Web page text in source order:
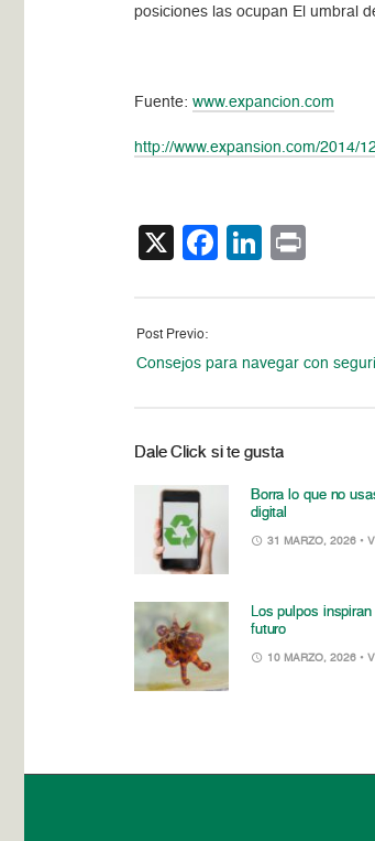
posiciones las ocupan El umbral
Fuente:www.expancion.com
http://www.expansion.com/2014/
X Facebook
Post Previo:
Consejos para navegar con
Dale Click si te gusta
Borra lo que no
digital
31 MARZO, 2026 •
Los pulpos
futuro
10 MARZO, 2026 •